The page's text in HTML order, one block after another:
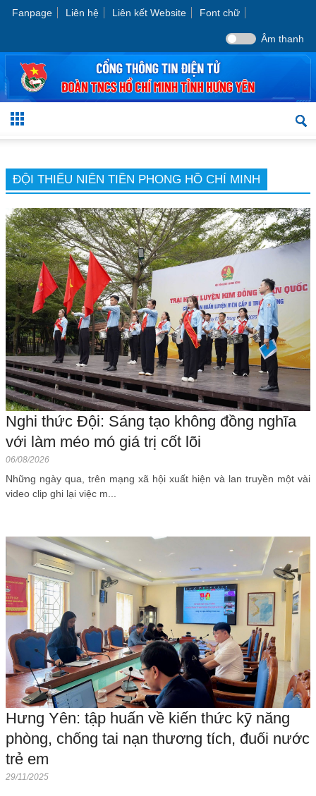
Fanpage Liên hệ Liên kết Website Font chữ
Âm thanh
ĐỘI THIẾU NIÊN TIỀN PHONG HỒ CHÍ MINH
Nghi thức Đội: Sáng tạo không đồng nghĩa
với làm méo mó giá trị cốt lõi
06/08/2026
Những ngày qua, trên mạng xã hội xuất hiện và lan truyền một vài
video clip ghi lại việc m...
Hưng Yên: tập huấn về kiến thức kỹ năng
phòng, chống tai nạn thương tích, đuối nước
trẻ em
29/11/2025